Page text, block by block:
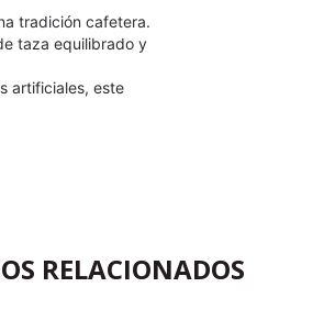
tradición cafetera.
taza equilibrado y
artificiales, este
RELACIONADOS